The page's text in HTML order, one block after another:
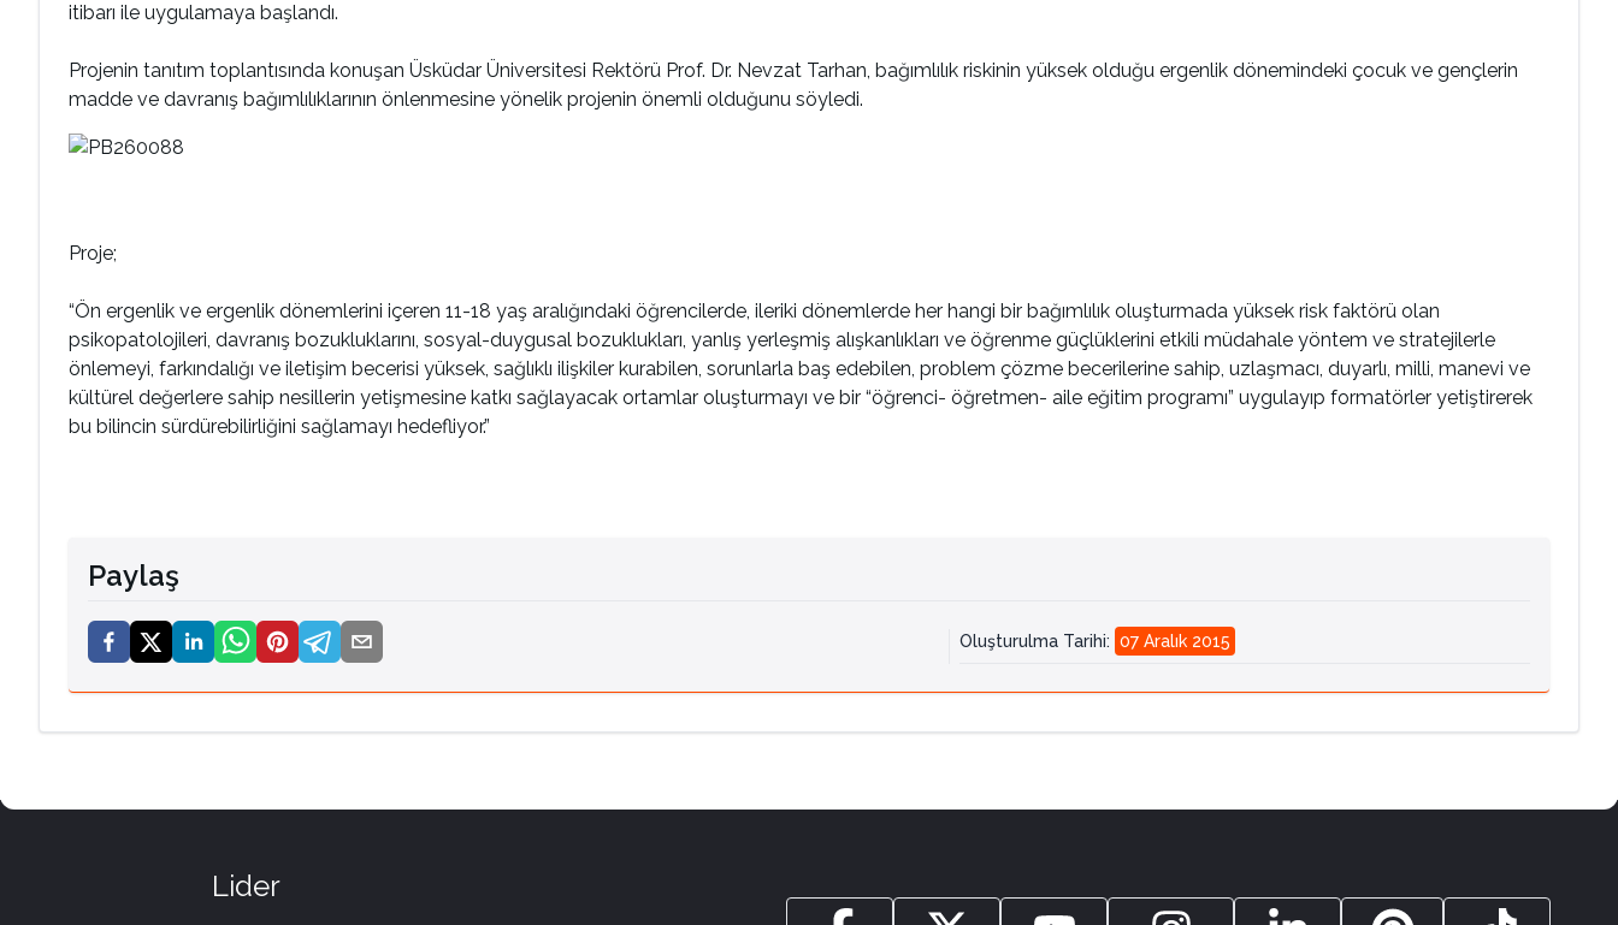
itibarı ile uygulamaya başlandı.
Projenin tanıtım toplantısında konuşan Üsküdar Üniversitesi Rektörü Prof. Dr. Nevzat Tarhan, bağımlılık riskinin yüksek olduğu ergenlik dönemindeki çocuk ve gençlerin
madde ve davranış bağımlılıklarının önlenmesine yönelik projenin önemli olduğunu söyledi.
Proje;
“Ön ergenlik ve ergenlik dönemlerini içeren 11-18 yaş aralığındaki öğrencilerde, ileriki dönemlerde her hangi bir bağımlılık oluşturmada yüksek risk faktörü olan
psikopatolojileri, davranış bozukluklarını, sosyal-duygusal bozuklukları, yanlış yerleşmiş alışkanlıkları ve öğrenme güçlüklerini etkili müdahale yöntem ve stratejilerle
önlemeyi, farkındalığı ve iletişim becerisi yüksek, sağlıklı ilişkiler kurabilen, sorunlarla baş edebilen, problem çözme becerilerine sahip, uzlaşmacı, duyarlı, milli, manevi ve
kültürel değerlere sahip nesillerin yetişmesine katkı sağlayacak ortamlar oluşturmayı ve bir “öğrenci- öğretmen- aile eğitim programı” uygulayıp formatörler yetiştirerek
bu bilincin sürdürebilirliğini sağlamayı hedefliyor.”
Paylaş
Oluşturulma Tarihi: 07 Aralık 2015
Lider